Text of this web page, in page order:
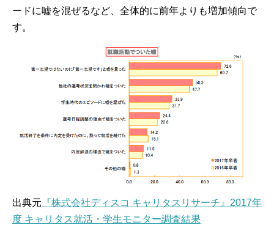
ードに嘘を混ぜるなど、全体的に前年よりも増加傾向で
す。
出典元 『株式会社ディスコ キャリタスリサーチ』2017年
度 キャリタス就活・学生モニター調査結果